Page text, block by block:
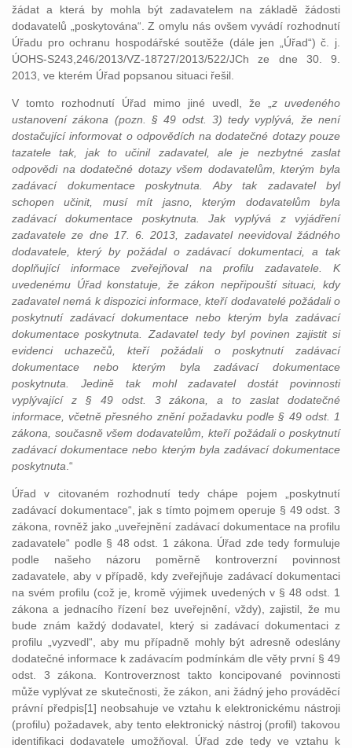
žádat a která by mohla být zadavatelem na základě žádosti
dodavatelů „poskytována“. Z omylu nás ovšem vyvádí rozhodnutí
Úřadu pro ochranu hospodářské soutěže (dále jen „Úřad“) č. j.
ÚOHS-S243,246/2013/VZ-18727/2013/522/JCh ze dne 30. 9.
2013, ve kterém Úřad popsanou situaci řešil.
V tomto rozhodnutí Úřad mimo jiné uvedl, že „ z uvedeného
ustanovení zákona (pozn. § 49 odst. 3) tedy vyplývá, že není
dostačující informovat o odpovědích na dodatečné dotazy pouze
tazatele tak, jak to učinil zadavatel, ale je nezbytné zaslat
odpovědi na dodatečné dotazy všem dodavatelům, kterým byla
zadávací dokumentace poskytnuta. Aby tak zadavatel byl
schopen učinit, musí mít jasno, kterým dodavatelům byla
zadávací dokumentace poskytnuta. Jak vyplývá z vyjádření
zadavatele ze dne 17. 6. 2013, zadavatel neevidoval žádného
dodavatele, který by požádal o zadávací dokumentaci, a tak
doplňující informace zveřejňoval na profilu zadavatele. K
uvedenému Úřad konstatuje, že zákon nepřipouští situaci, kdy
zadavatel nemá k dispozici informace, kteří dodavatelé požádali o
poskytnutí zadávací dokumentace nebo kterým byla zadávací
dokumentace poskytnuta. Zadavatel tedy byl povinen zajistit si
evidenci uchazečů, kteří požádali o poskytnutí zadávací
dokumentace nebo kterým byla zadávací dokumentace
poskytnuta. Jedině tak mohl zadavatel dostát povinnosti
vyplývající z § 49 odst. 3 zákona, a to zaslat dodatečné
informace, včetně přesného znění požadavku podle § 49 odst. 1
zákona, současně všem dodavatelům, kteří požádali o poskytnutí
zadávací dokumentace nebo kterým byla zadávací dokumentace
poskytnuta .“
Úřad v citovaném rozhodnutí tedy chápe pojem „poskytnutí
zadávací dokumentace“, jak s tímto pojmem operuje § 49 odst. 3
zákona, rovněž jako „uveřejnění zadávací dokumentace na profilu
zadavatele“ podle § 48 odst. 1 zákona. Úřad zde tedy formuluje
podle našeho názoru poměrně kontroverzní povinnost
zadavatele, aby v případě, kdy zveřejňuje zadávací dokumentaci
na svém profilu (což je, kromě výjimek uvedených v § 48 odst. 1
zákona a jednacího řízení bez uveřejnění, vždy), zajistil, že mu
bude znám každý dodavatel, který si zadávací dokumentaci z
profilu „vyzvedl“, aby mu případně mohly být adresně odeslány
dodatečné informace k zadávacím podmínkám dle věty první § 49
odst. 3 zákona. Kontroverznost takto koncipované povinnosti
může vyplývat ze skutečnosti, že zákon, ani žádný jeho prováděcí
právní předpis[1] neobsahuje ve vztahu k elektronickému nástroji
(profilu) požadavek, aby tento elektronický nástroj (profil) takovou
identifikaci dodavatele umožňoval. Úřad zde tedy ve vztahu k